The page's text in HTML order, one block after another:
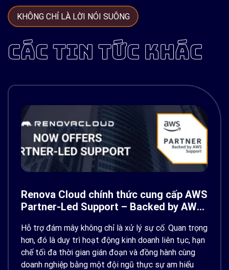
KHÔNG CHỈ LÀ LỜI NÓI SUÔNG
CÁC TIN TỨC KHÁC
Renova Cloud chính thức cung cấp AWS
Partner-Led Support – Backed by AWS
Hỗ trợ đám mây không chỉ là xử lý sự cố. Quan trọng
hơn, đó là duy trì hoạt động kinh doanh liên tục, hạn
chế tối đa thời gian gián đoạn và đồng hành cùng
doanh nghiệp bằng một đội ngũ thực sự am hiểu